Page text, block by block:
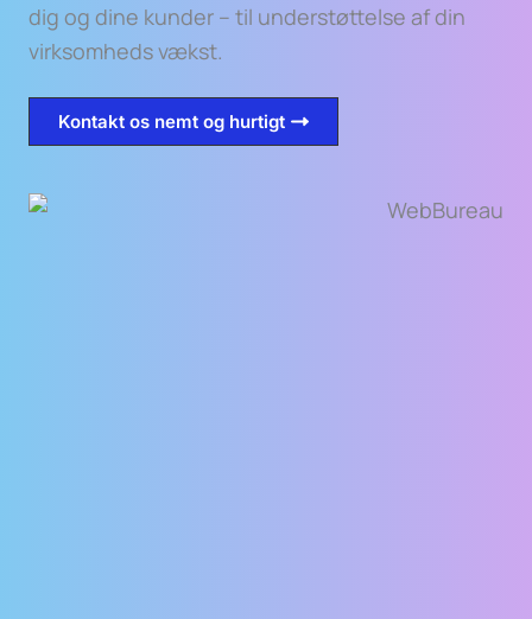
dig og dine kunder – til understøttelse af din
virksomheds vækst.
Kontakt os nemt og hurtigt